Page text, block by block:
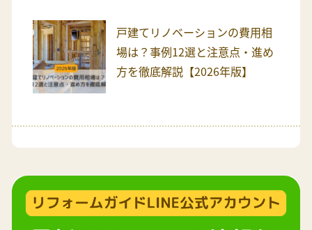
戸建てリノベーションの費用相
場は？事例12選と注意点・進め
方を徹底解説【2026年版】